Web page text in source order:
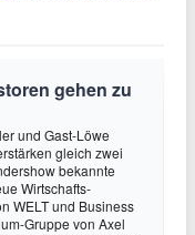
gehen zu
und Gast-Löwe
gleich zwei
bekannte
Wirtschafts-
WELT und Business
Gruppe von Axel